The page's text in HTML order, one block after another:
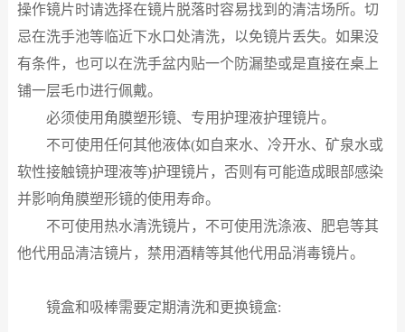
操作镜片时请选择在镜片脱落时容易找到的清洁场所。切
忌在洗手池等临近下水口处清洗，以免镜片丢失。如果没
有条件，也可以在洗手盆内贴一个防漏垫或是直接在桌上
铺一层毛巾进行佩戴。
必须使用角膜塑形镜、专用护理液护理镜片。
不可使用任何其他液体(如自来水、冷开水、矿泉水或
软性接触镜护理液等)护理镜片，否则有可能造成眼部感染
并影响角膜塑形镜的使用寿命。
不可使用热水清洗镜片，不可使用洗涤液、肥皂等其
他代用品清洁镜片，禁用酒精等其他代用品消毒镜片。
镜盒和吸棒需要定期清洗和更换镜盒: